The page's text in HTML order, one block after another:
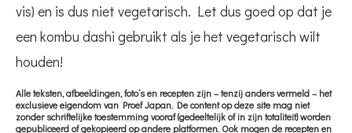
vis) en is dus niet vegetarisch. Let dus goed op dat je
een kombu dashi gebruikt als je het vegetarisch wilt
houden!
Alle teksten, afbeeldingen, foto’s en recepten zijn – tenzij anders vermeld – het
exclusieve eigendom van Proef Japan. De content op deze site mag niet
zonder schriftelijke toestemming vooraf (gedeeltelijk of in zijn totaliteit) worden
gepubliceerd of gekopieerd op andere platformen. Ook mogen de recepten en